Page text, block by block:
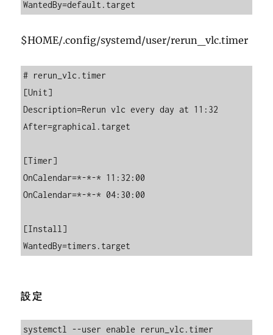
WantedBy=default.target
$HOME/.config/systemd/user/rerun_vlc.timer
# rerun_vlc.timer
[Unit]
Description=Rerun vlc every day at 11:32
After=graphical.target
[Timer]
OnCalendar=*-*-* 11:32:00
OnCalendar=*-*-* 04:30:00
[Install]
WantedBy=timers.target
設定
systemctl --user enable rerun_vlc.timer